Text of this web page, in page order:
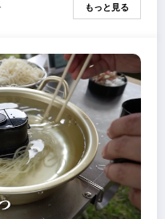
もっと見る